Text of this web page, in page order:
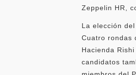
Zeppelin HR,
La elección
Cuatro rondas
Hacienda
candidatos